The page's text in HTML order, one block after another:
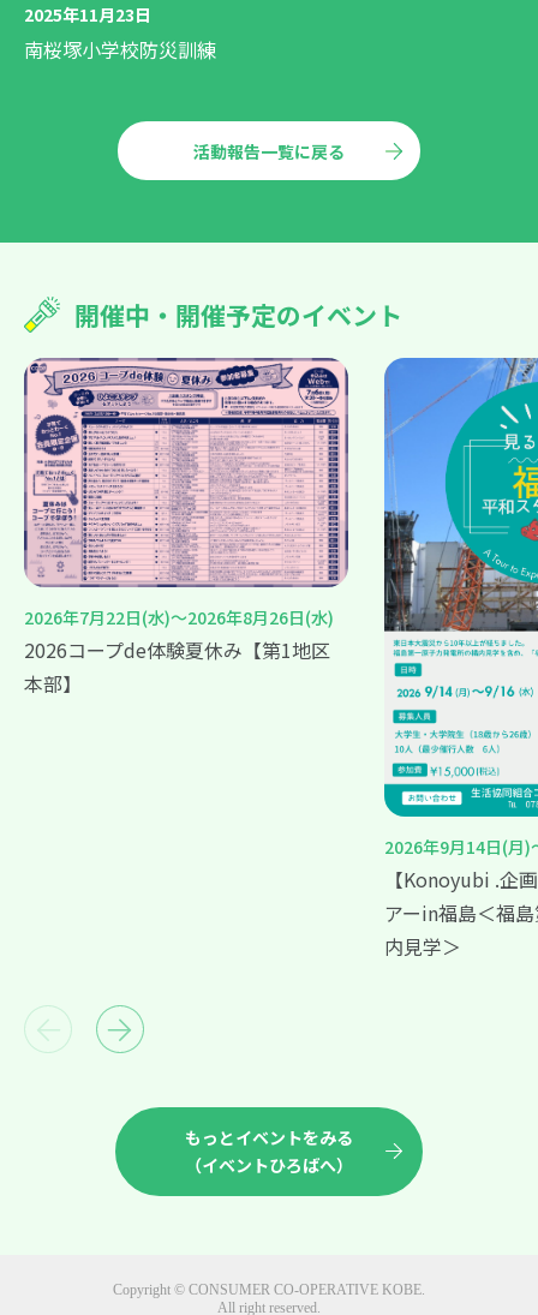
2025年11月23日
南桜塚小学校防災訓練
活動報告一覧に戻る
開催中・開催予定のイベント
2026年7月22日(水)～2026年8月26日(水)
2026コープde体験夏休み【第1地区
本部】
2026年9月14日(月
【Konoyubi .企
アーin福島＜福
内見学＞
もっとイベントをみる
（イベントひろばへ）
Copyright © CONSUMER CO-OPERATIVE KOBE.
All right reserved.